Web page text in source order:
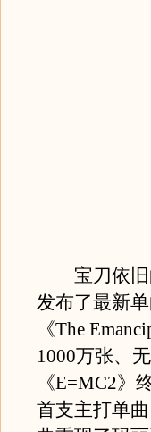
宝刀依旧的
发布了最新
《The
1000万张、
《E=MC2
首支主打单